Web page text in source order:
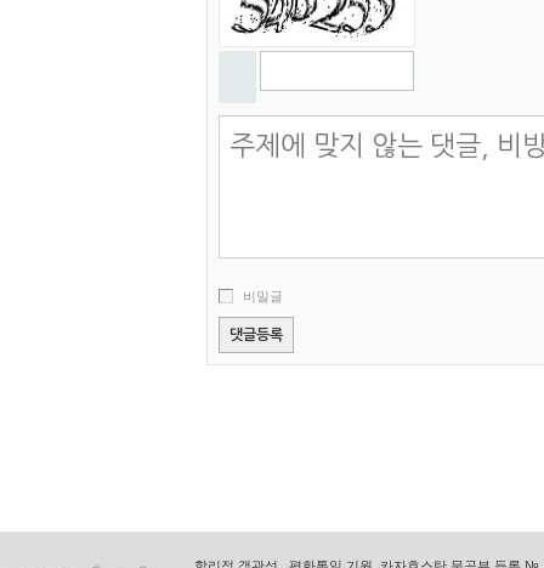
비밀글